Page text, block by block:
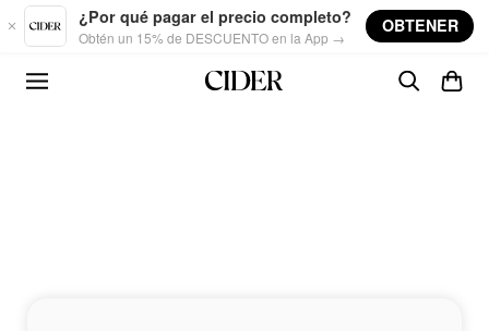
Skip to main content
¿Por qué pagar el precio completo?
Obtén un 15% de DESCUENTO en la App →
OBTENER